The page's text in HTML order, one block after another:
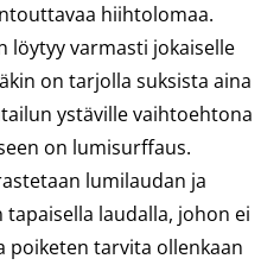
hiihtolomaa.
löytyy varmasti jokaiselle
on tarjolla suksista aina
ystäville vaihtoehtona
on lumisurffaus.
lumilaudan ja
laudalla, johon ei
poiketen tarvita ollenkaan